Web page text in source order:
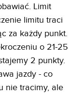
Limit
limitu traci
za każdy punkt.
o 21-25
2 punkty.
jazdy - co
nie tracimy, ale